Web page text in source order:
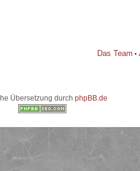
Das Team •
Übersetzung durch phpBB.de